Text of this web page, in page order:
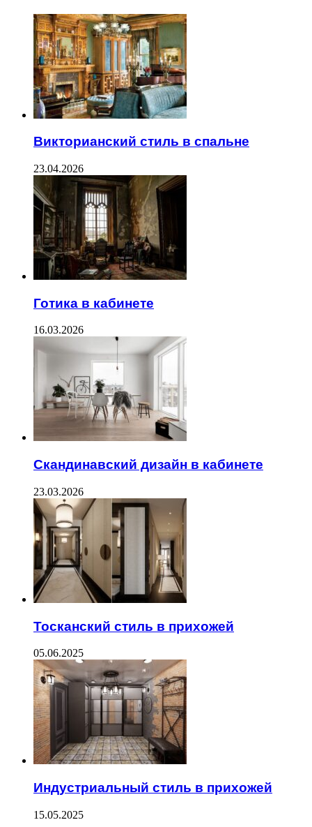
Викторианский стиль в спальне
23.04.2026
Готика в кабинете
16.03.2026
Скандинавский дизайн в кабинете
23.03.2026
Тосканский стиль в прихожей
05.06.2025
Индустриальный стиль в прихожей
15.05.2025